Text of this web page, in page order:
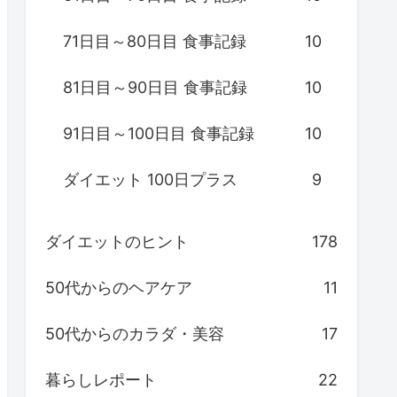
71日目～80日目 食事記録 10
81日目～90日目 食事記録 10
91日目～100日目 食事記録 10
ダイエット 100日プラス 9
ダイエットのヒント 178
50代からのヘアケア 11
50代からのカラダ・美容 17
暮らしレポート 22